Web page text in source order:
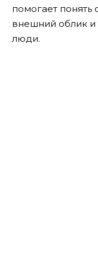
помогает понять
внешний облик и
люди.